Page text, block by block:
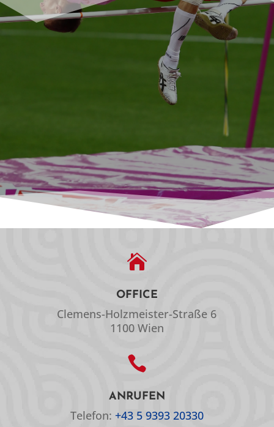

OFFICE
Clemens-Holzmeister-Straße 6
1100 Wien

ANRUFEN
Telefon: +43 5 9393 20330